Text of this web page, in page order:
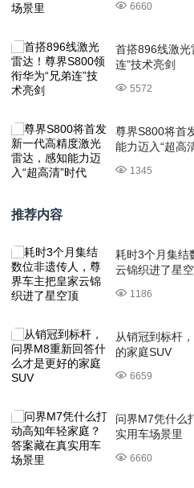
6660
首搭896线激光
连”技术亮剑
5572
尊界S800将首
能力迈入“超高
1345
推荐内容
耗时3个月集结
云锦织进了星
1186
从销冠到标杆
的家庭SUV
6659
问界M7凭什么
实用车场景里
6660